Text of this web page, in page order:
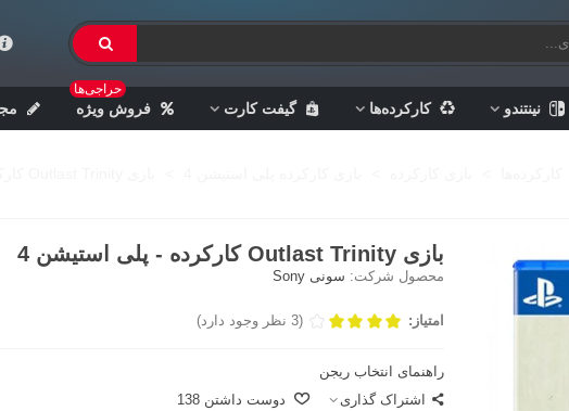
نینتندو کارکرده‌ها گیفت کارت فروش ویژه
حراجی‌ها
بازی Outlast Trinity کارکرده - پلی استیشن 4
محصول شرکت: سونی Sony
امتیاز: (3 نظر وجود دارد)
راهنمای انتخاب ریجن
اشتراک گذاری
دوست داشتن 138